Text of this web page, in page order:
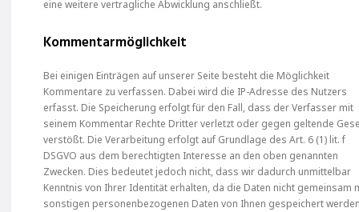
eine weitere vertragliche Abwicklung anschließt.
Kommentarmöglichkeit
Bei einigen Einträgen auf unserer Seite besteht die Möglichkeit
Kommentare zu verfassen. Dabei wird die IP-Adresse des Nutzers
erfasst. Die Speicherung erfolgt für den Fall, dass der Verfasser mit
seinem Kommentar Rechte Dritter verletzt oder gegen geltende
verstößt. Die Verarbeitung erfolgt auf Grundlage des Art. 6 (1) lit. f
DSGVO aus dem berechtigten Interesse an den oben genannten
Zwecken. Dies bedeutet jedoch nicht, dass wir dadurch unmittelbar
Kenntnis von Ihrer Identität erhalten, da die Daten nicht gemeinsam
sonstigen personenbezogenen Daten von Ihnen gespeichert